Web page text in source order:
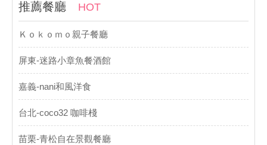
推薦餐廳 HOT
Ｋｏｋｏｍｏ親子餐廳
屏東-迷路小章魚餐酒館
嘉義-nani和風洋食
台北-coco32 咖啡棧
苗栗-青松自在景觀餐廳